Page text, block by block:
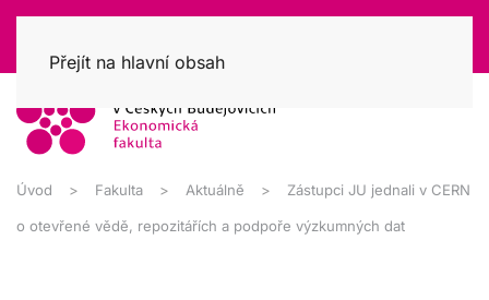
Přejít na hlavní obsah
Úvod Fakulta Aktuálně Zástupci JU jednali v CERN
o otevřené vědě, repozitářích a podpoře výzkumných dat